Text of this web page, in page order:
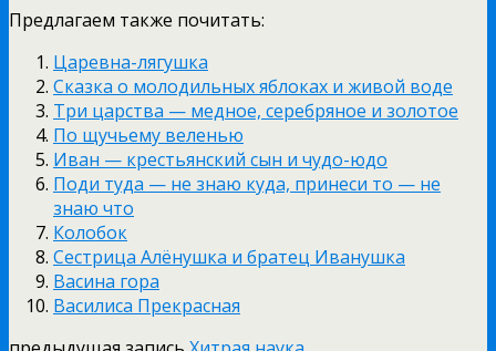
Предлагаем также почитать:
Царевна-лягушка
Сказка о молодильных яблоках и живой воде
Три царства — медное, серебряное и золотое
По щучьему веленью
Иван — крестьянский сын и чудо-юдо
Поди туда — не знаю куда, принеси то — не
знаю что
Колобок
Сестрица Алёнушка и братец Иванушка
Васина гора
Василиса Прекрасная